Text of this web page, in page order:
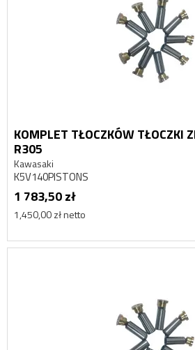
KOMPLET TŁOCZKÓW TŁOCZKI
R305
Kawasaki
K5V140PISTONS
1 783,50 zł
1,450,00 zł netto